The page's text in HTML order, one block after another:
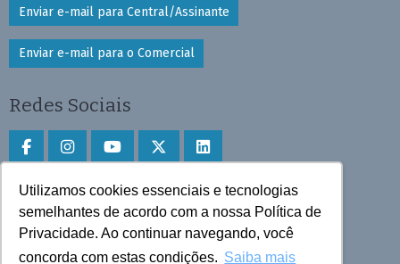
Utilizamos cookies essenciais e tecnologias
semelhantes de acordo com a nossa Política de
Privacidade. Ao continuar navegando, você
concorda com estas condições. Saiba mais
Enviar e-mail para Central/Assinante
Enviar e-mail para o Comercial
Redes Sociais
Faça download do aplicativo
Play Store e App Store